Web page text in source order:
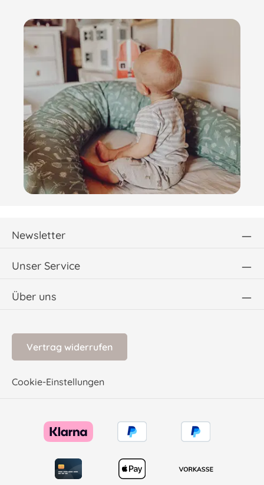
Newsletter
Unser Service
Über uns
Vertrag widerrufen
Cookie-Einstellungen